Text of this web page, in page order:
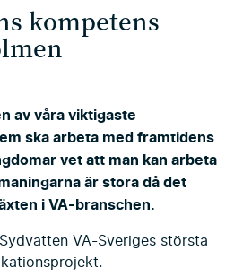
kompetens
av våra viktigaste
ska arbeta med framtidens
vet att man kan arbeta
är stora då det
i VA-branschen.
VA-Sveriges största